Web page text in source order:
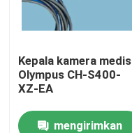
Kepala kamera medis
Olympus CH-S400-
XZ-EA
mengirimkan